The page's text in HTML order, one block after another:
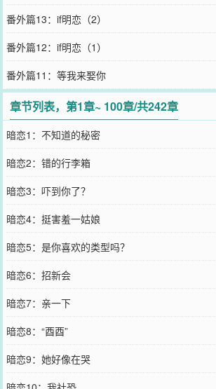
番外篇13：if明恋（2）
番外篇12：if明恋（1）
番外篇11：等我来娶你
章节列表，第1章~ 100章/共242章
暗恋1：不知道的秘密
暗恋2：错的行李箱
暗恋3：吓到你了？
暗恋4：挺害羞一姑娘
暗恋5：是你喜欢的类型吗？
暗恋6：招新会
暗恋7：亲一下
暗恋8：“酉酉”
暗恋9：她好像在哭